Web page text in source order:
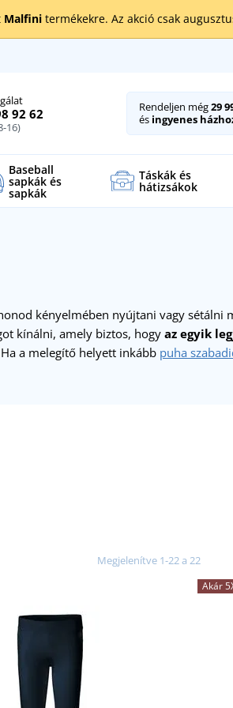
Malfini termékekre. Az akció csak
92 62
16)
Rendeljen még29
és ingyenes
Baseball
sapkák és
sapkák
Táskák és
hátizsákok
kényelmében nyújtani vagy sétálni
kínálni, amely biztos, hogyaz egyik
a melegítő helyett inkább puha
Megjelenítve 1-22 a 22
Akár